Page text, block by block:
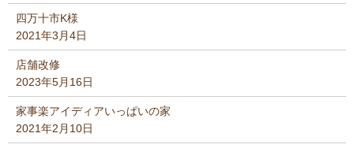
四万十市K様
2021年3月4日
店舗改修
2023年5月16日
家事楽アイディアいっぱいの家
2021年2月10日